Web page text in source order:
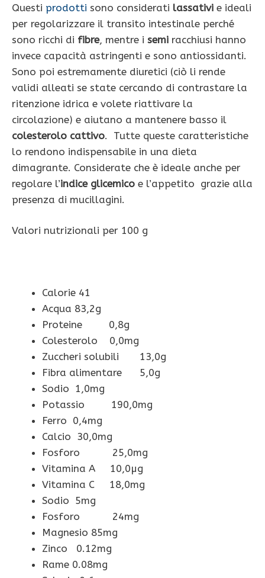
Questi prodotti sono considerati lassativi e ideali
per regolarizzare il transito intestinale perché
sono ricchi di fibre, mentre i semi racchiusi hanno
invece capacità astringenti e sono antiossidanti.
Sono poi estremamente diuretici (ciò li rende
validi alleati se state cercando di contrastare la
ritenzione idrica e volete riattivare la
circolazione) e aiutano a mantenere basso il
colesterolo cattivo. Tutte queste caratteristiche
lo rendono indispensabile in una dieta
dimagrante. Considerate che è ideale anche per
regolare l’indice glicemico e l’appetito grazie alla
presenza di mucillagini.
Valori nutrizionali per 100 g
Calorie 41
Acqua 83,2g
Proteine 0,8g
Colesterolo 0,0mg
Zuccheri solubili 13,0g
Fibra alimentare 5,0g
Sodio 1,0mg
Potassio 190,0mg
Ferro 0,4mg
Calcio 30,0mg
Fosforo 25,0mg
Vitamina A 10,0µg
Vitamina C 18,0mg
Sodio 5mg
Fosforo 24mg
Magnesio 85mg
Zinco 0.12mg
Rame 0.08mg